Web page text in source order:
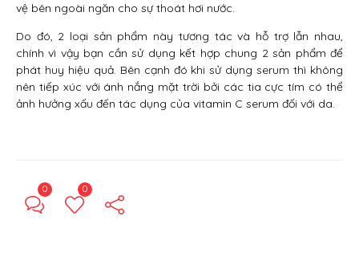
vệ bên ngoài ngăn cho sự thoát hơi nước.
Do đó, 2 loại sản phẩm này tương tác và hỗ trợ lẫn nhau,
chính vì vậy bạn cần sử dụng kết hợp chung 2 sản phẩm để
phát huy hiệu quả. Bên cạnh đó khi sử dụng serum thì không
nên tiếp xúc với ánh nắng mặt trời bởi các tia cực tím có thể
ảnh hưởng xấu đến tác dụng của vitamin C serum đối với da.
0 0